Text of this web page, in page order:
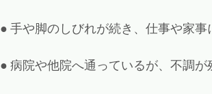
● 手や脚のしびれが続き、仕事や家事
● 病院や他院へ通っているが、不調が